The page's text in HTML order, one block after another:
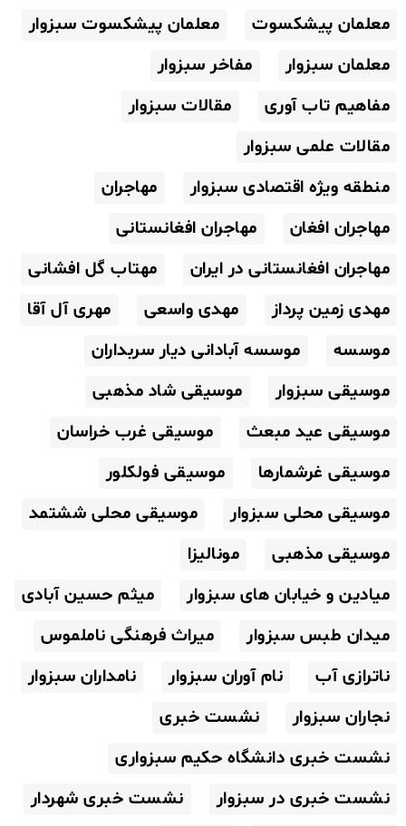
معلمان پیشکسوت
معلمان پیشکسوت سبزوار
معلمان سبزوار
مفاخر سبزوار
مفاهیم تاب آوری
مقالات سبزوار
مقالات علمی سبزوار
منطقه ویژه اقتصادی سبزوار
مهاجران
مهاجران افغان
مهاجران افغانستانی
مهاجران افغانستانی در ایران
مهتاب گل افشانی
مهدی زمین پرداز
مهدی واسعی
مهری آل آقا
موسسه
موسسه آبادانی دیار سربداران
موسیقی سبزوار
موسیقی شاد مذهبی
موسیقی عید مبعث
موسیقی غرب خراسان
موسیقی غرشمارها
موسیقی فولکلور
موسیقی محلی سبزوار
موسیقی محلی ششتمد
موسیقی مذهبی
مونالیزا
میادین و خیابان های سبزوار
میثم حسین آبادی
میدان طبس سبزوار
میراث فرهنگی ناملموس
ناترازی آب
نام آوران سبزوار
نامداران سبزوار
نجاران سبزوار
نشست خبری
نشست خبری دانشگاه حکیم سبزواری
نشست خبری در سبزوار
نشست خبری شهردار